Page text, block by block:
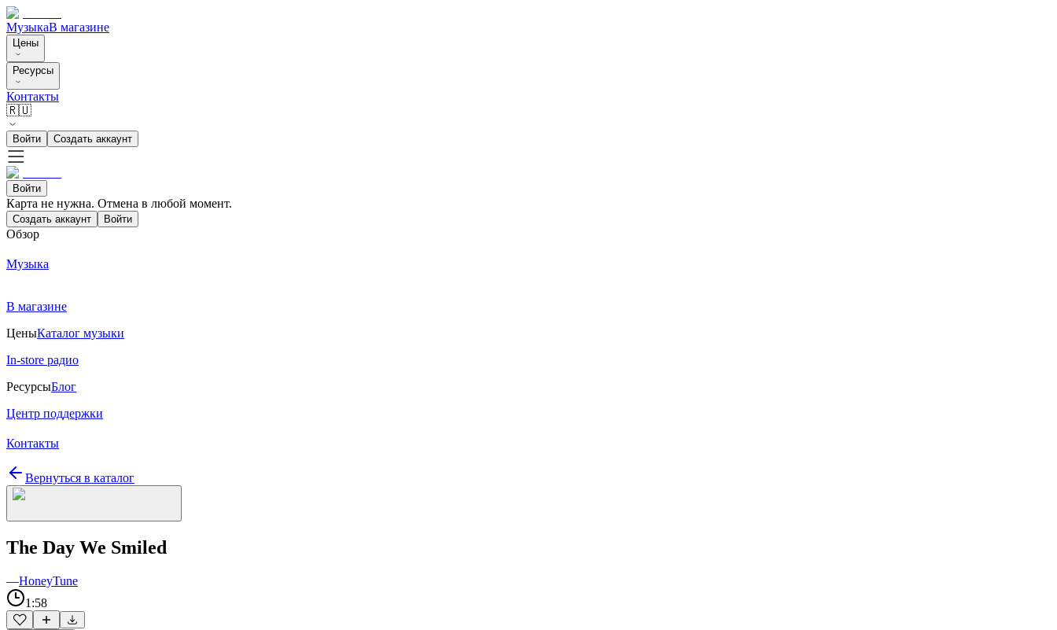
МузыкаВ магазине
Цены
Ресурсы
Контакты
🇷🇺
Войти Создать аккаунт
Войти
Карта не нужна. Отмена в любой момент.
Создать аккаунт Войти
Обзор
Музыка
В магазине
ЦеныКаталог музыки
In-store радио
РесурсыБлог
Центр поддержки
Контакты
Вернуться в каталог
The Day We Smiled
—HoneyTune
1:58